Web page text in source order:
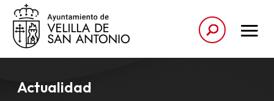
Actualidad